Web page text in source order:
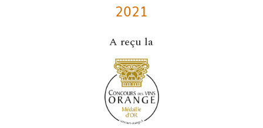
2021
A reçu la